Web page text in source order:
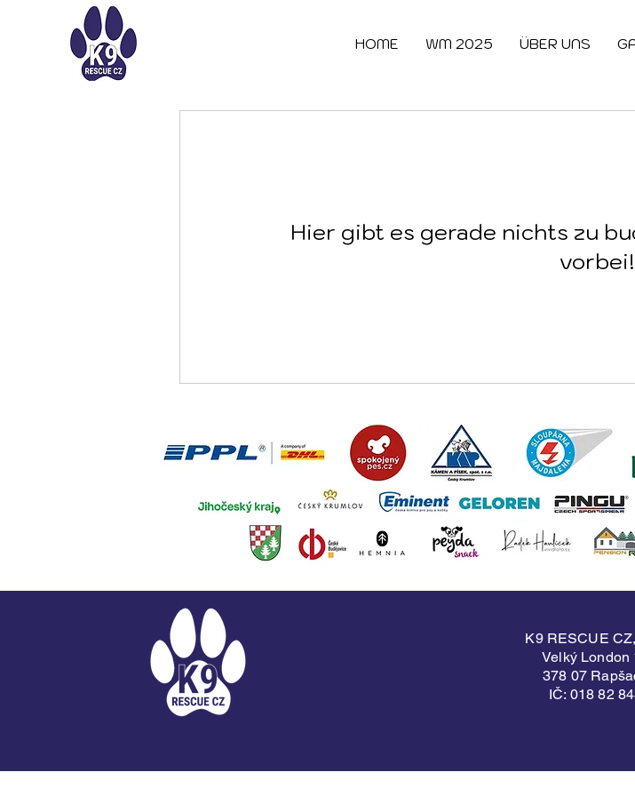
HOME WM 2025 ÜBER UNS
Hier gibt es gerade nichts zu
vorbei!
K9 RESCUE
Velký London
378 07
IČ: 018 82